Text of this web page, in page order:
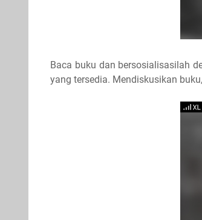
Baca buku dan bersosialisasilah
yang tersedia. Mendiskusikan